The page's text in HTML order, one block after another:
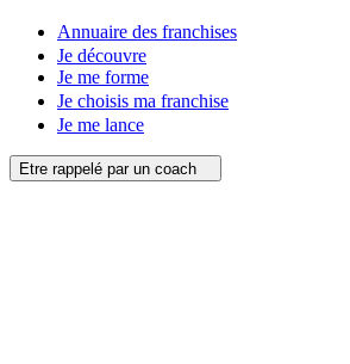
Annuaire des franchises
Je découvre
Je me forme
Je choisis ma franchise
Je me lance
Etre rappelé par un coach